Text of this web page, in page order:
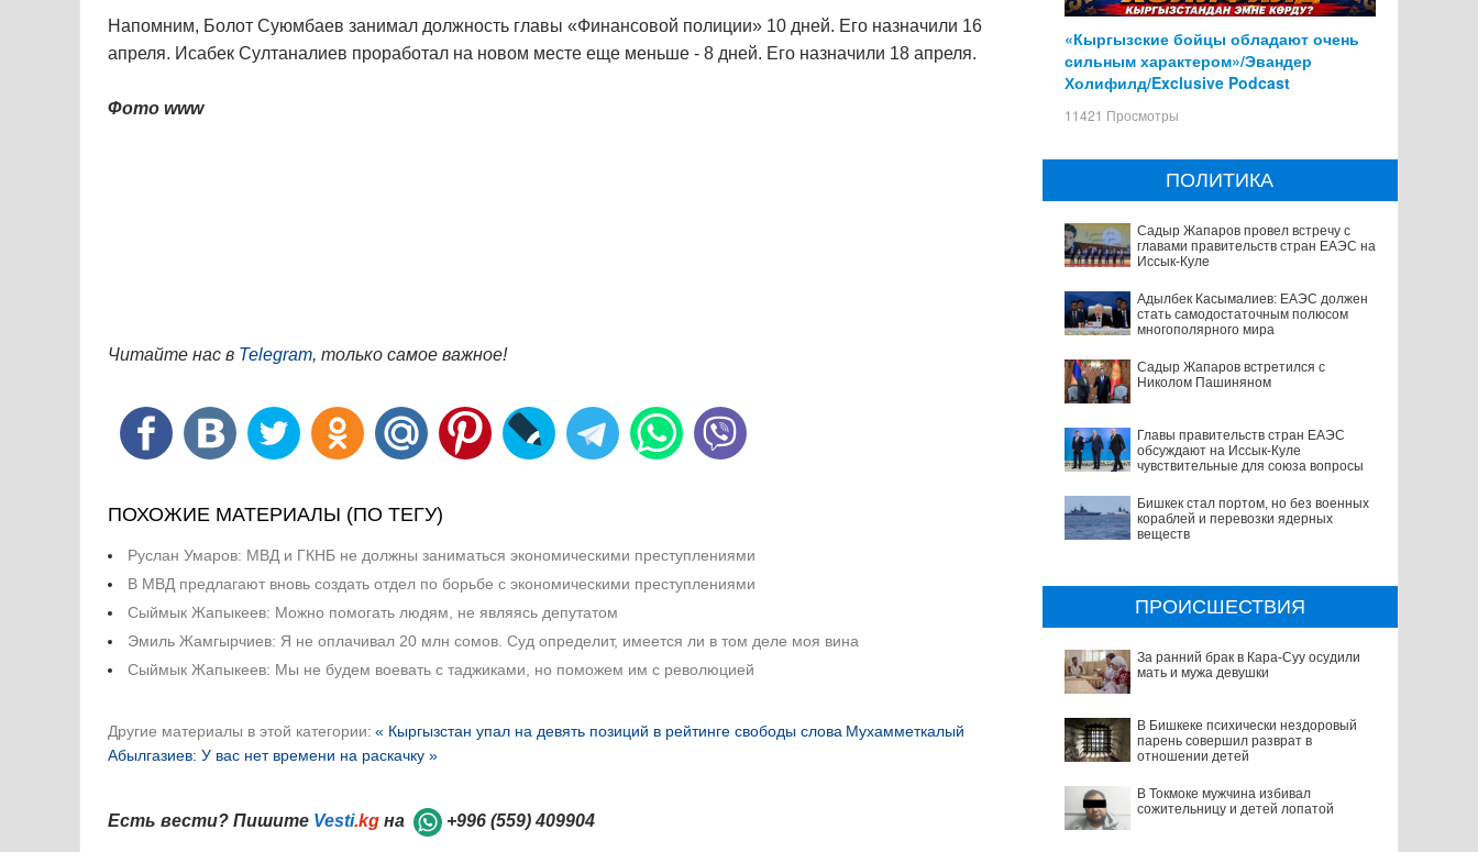
Напомним, Болот Суюмбаев занимал должность главы «Финансовой полиции» 10 дней. Его назначили 16
апреля. Исабек Султаналиев проработал на новом месте еще меньше - 8 дней. Его назначили 18 апреля.
Фото www
Читайте нас в Telegram, только самое важное!
ПОХОЖИЕ МАТЕРИАЛЫ (ПО ТЕГУ)
Руслан Умаров: МВД и ГКНБ не должны заниматься экономическими преступлениями
В МВД предлагают вновь создать отдел по борьбе с экономическими преступлениями
Сыймык Жапыкеев: Можно помогать людям, не являясь депутатом
Эмиль Жамгырчиев: Я не оплачивал 20 млн сомов. Суд определит, имеется ли в том деле моя вина
Сыймык Жапыкеев: Мы не будем воевать с таджиками, но поможем им с революцией
Другие материалы в этой категории: « Кыргызстан упал на девять позиций в рейтинге свободы слова Мухамметкалый
Абылгазиев: У вас нет времени на раскачку »
Есть вести? Пишите Vesti.kg на +996 (559) 409904
«Кыргызские бойцы обладают очень
сильным характером»/Эвандер
Холифилд/Exclusive Podcast
11421 Просмотры
ПОЛИТИКА
Садыр Жапаров провел встречу с
главами правительств стран ЕАЭС на
Иссык-Куле
Адылбек Касымалиев: ЕАЭС должен
стать самодостаточным полюсом
многополярного мира
Садыр Жапаров встретился с
Николом Пашиняном
Главы правительств стран ЕАЭС
обсуждают на Иссык-Куле
чувствительные для союза вопросы
Бишкек стал портом, но без военных
кораблей и перевозки ядерных
веществ
ПРОИСШЕСТВИЯ
За ранний брак в Кара-Суу осудили
мать и мужа девушки
В Бишкеке психически нездоровый
парень совершил разврат в
отношении детей
В Токмоке мужчина избивал
сожительницу и детей лопатой